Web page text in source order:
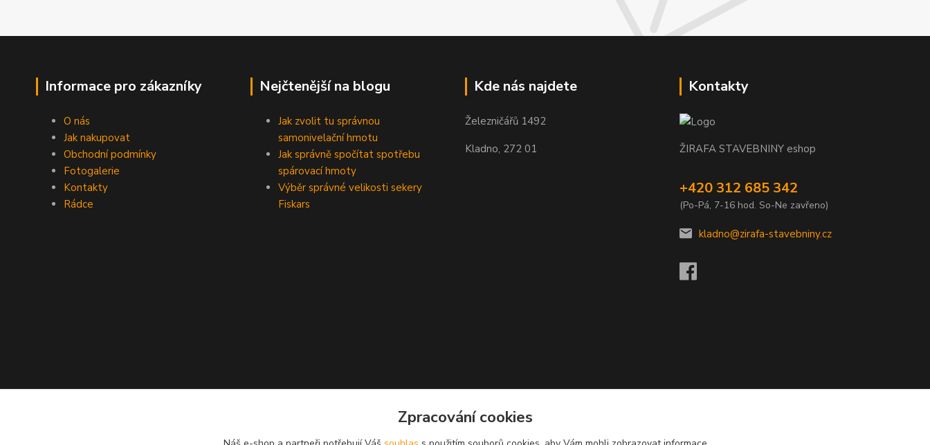
Informace pro zákazníky
O nás
Jak nakupovat
Obchodní podmínky
Fotogalerie
Kontakty
Rádce
Nejčtenější na blogu
Jak zvolit tu správnou
samonivelační hmotu
Jak správně spočítat spotřebu
spárovací hmoty
Výběr správné velikosti sekery
Fiskars
Kde nás najdete
Železničářů 1492
Kladno, 272 01
Kontakty
ŽIRAFA STAVEBNINY eshop
+420 312 685 342
(Po-Pá, 7-16 hod. So-Ne zavřeno)
kladno@zirafa-stavebniny.cz
Zpracování cookies